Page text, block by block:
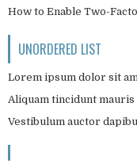
How to Enable Two-
UNORDERED LIST
Lorem ipsum dolor sit
Aliquam tincidunt mauris
Vestibulum auctor